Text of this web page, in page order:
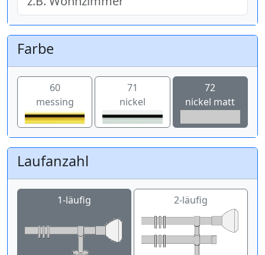
Farbe
60
messing
71
nickel
72
nickel matt
Laufanzahl
1-läufig 2-läufig